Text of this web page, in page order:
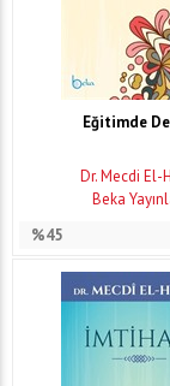
Eğitimde
Dr. Mecdi El-
Beka
%45